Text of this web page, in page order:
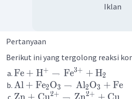
Iklan
Pertanyaan
Berikut ini yang tergolong reaksi
Fe + H+ → Fe3+ + H2
Al + Fe2O3 → Al2O3 + Fe
2+ 2+